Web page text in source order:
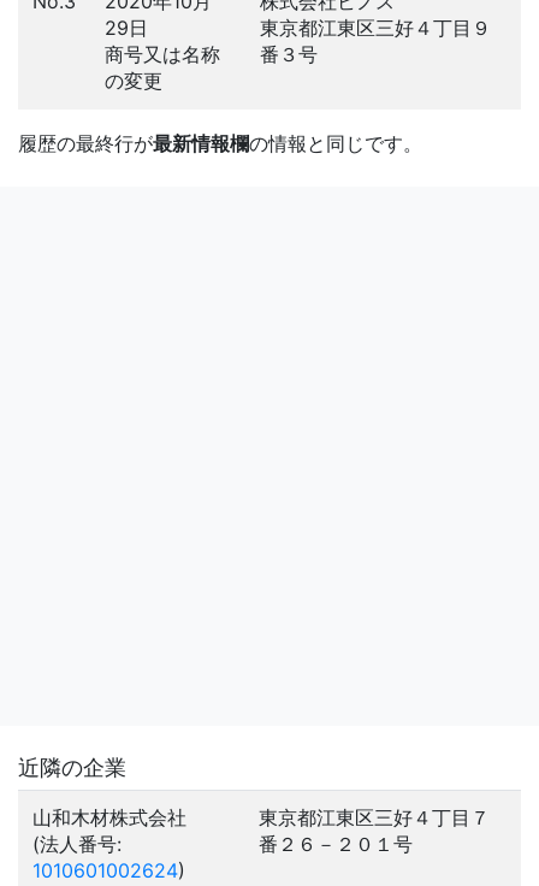
29日
商号又は名称
の変更
東京都江東区三好４丁目９
番３号
履歴の最終行が最新情報欄の情報と同じです。
近隣の企業
山和木材株式会社
(法人番号:
1010601002624)
東京都江東区三好４丁目７
番２６－２０１号